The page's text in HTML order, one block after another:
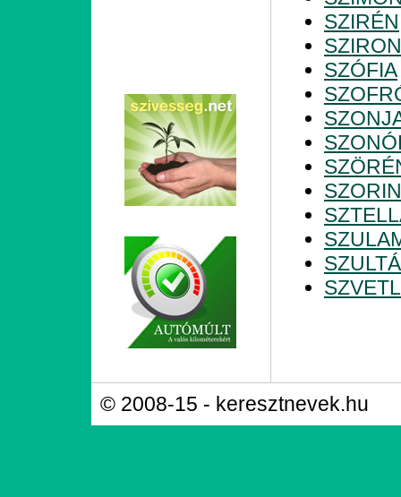
SZIRÉN
SZÓFIA
© 2008-15 - keresztnevek.hu